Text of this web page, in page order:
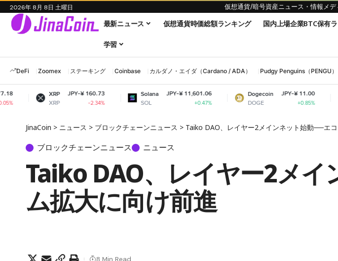
2026年 8月 8日 土曜日 仮想通貨/暗号資産ニュース・情報メデ
最新ニュース 仮想通貨時価総額ランキング 国内上場企業BTC保有
学習
DeFi Zoomex ステーキング Coinbase カルダノ・エイダ（Cardano / ADA） Pudgy Penguins（PENGU）
XRP
XRP
JPY-¥ 160.73
-2.34%
Solana
SOL
JPY-¥ 11,601.06
Dogecoin
DOGE
JPY-¥ 11.00
+0.85%
Cardano
ADA
JinaCoin > ニュース > ブロックチェーンニュース > Taiko DAO、レイヤー2メインネット始動──エ
ブロックチェーンニュース ニュース
Taiko DAO、レイヤー2メ
ム拡大に向け前進
8 Min Read